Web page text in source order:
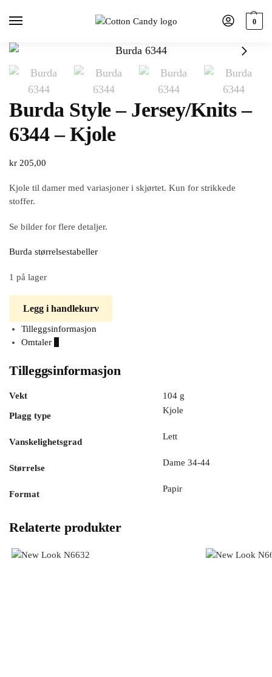
0
Burda Style – Jersey/Knits –
6344 – Kjole
kr 205,00
Kjole til damer med variasjoner i skjørtet. Kun for strikkede
stoffer.
Se bilder for flere detaljer.
Burda størrelsestabeller
1 på lager
Legg i handlekurv
Tilleggsinformasjon
Omtaler
Tilleggsinformasjon
Vekt 104 g
Plagg type
Kjole
Vanskelighetsgrad
Lett
Størrelse
Dame 34-44
Format
Papir
Relaterte produkter